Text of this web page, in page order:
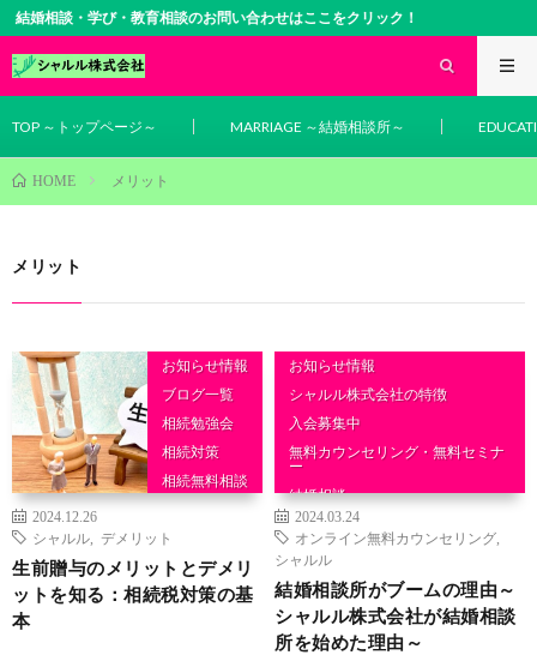
結婚相談・学び・教育相談のお問い合わせはここをクリック！
TOP ～トップページ～ MARRIAGE ～結婚相談所～
HOME メリット
メリット
お知らせ情報
ブログ一覧
相続勉強会
相続対策
相続無料相談
2024.12.26
シャルル
デメリット
生前贈与のメリットとデメリ
ットを知る：相続税対策の基
本
お知らせ情報
シャルル株式会社の特徴
入会募集中
無料カウンセリング・無料セミナ
ー
結婚相談
2024.03.24
オンライン無料カウンセリング
シャルル
結婚相談所がブームの理由～
シャルル株式会社が結婚相談
所を始めた理由～